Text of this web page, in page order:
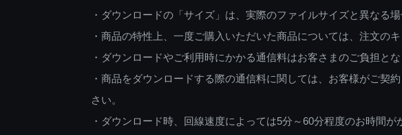
・ダウンロードの「サイズ」は、実際のファイルサイズと異なる場
・商品の特性上、一度ご購入いただいた商品については、注文の
・ダウンロードやご利用時にかかる通信料はお客さまのご負担とな
・商品をダウンロードする際の通信料に関しては、お客様がご契
さい。
・ダウンロード時、回線速度によっては5分～60分程度のお時間が